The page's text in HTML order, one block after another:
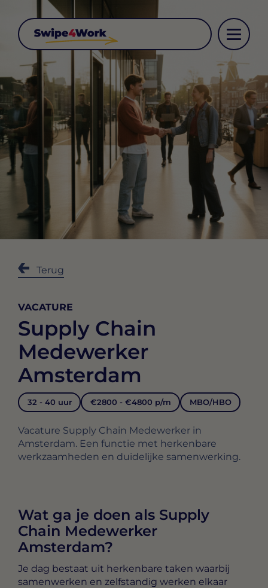
Terug
VACATURE
Supply Chain
Medewerker
Amsterdam
32 - 40 uur €2800 - €4800 p/m MBO/HBO
Vacature Supply Chain Medewerker in
Amsterdam. Een functie met herkenbare
werkzaamheden en duidelijke samenwerking.
Wat ga je doen als Supply
Chain Medewerker
Amsterdam?
Je dag bestaat uit herkenbare taken waarbij
samenwerken en zelfstandig werken elkaar